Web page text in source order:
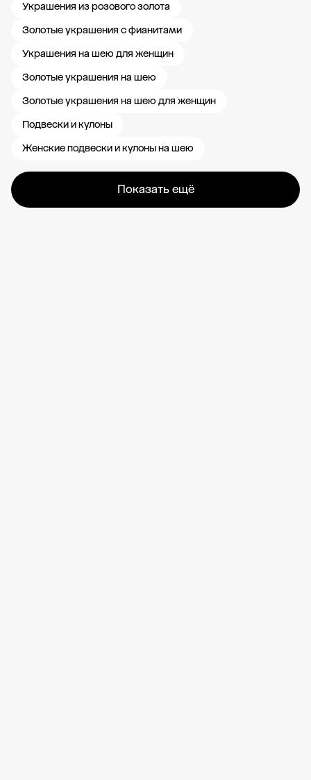
Украшения из розового золота
Золотые украшения с фианитами
Украшения на шею для женщин
Золотые украшения на шею
Золотые украшения на шею для женщин
Подвески и кулоны
Женские подвески и кулоны на шею
Показать ещё